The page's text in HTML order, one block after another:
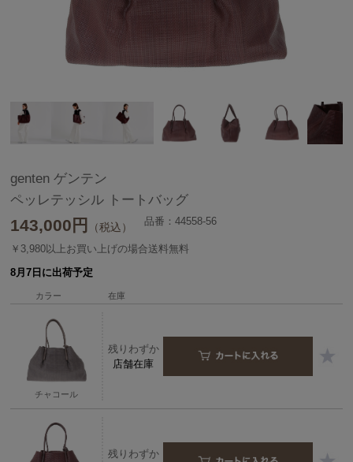
genten ゲンテン
ペッレテッシル トートバッグ
143,000 円 （税込） 品番：44558-56
￥3,980以上お買い上げの場合送料無料
8月7日に出荷予定
カラー 在庫
チャコール
残りわずか
店舗在庫
残りわずか